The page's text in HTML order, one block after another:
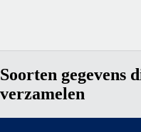
Soorten gegevens
verzamelen